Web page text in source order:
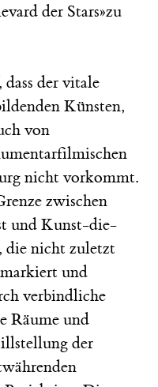
der Stars»zu
der vitale
Künsten,
von
nicht vorkommt.
zwischen
und Kunst-die-
die nicht zuletzt
und
verbindliche
Räume und
der